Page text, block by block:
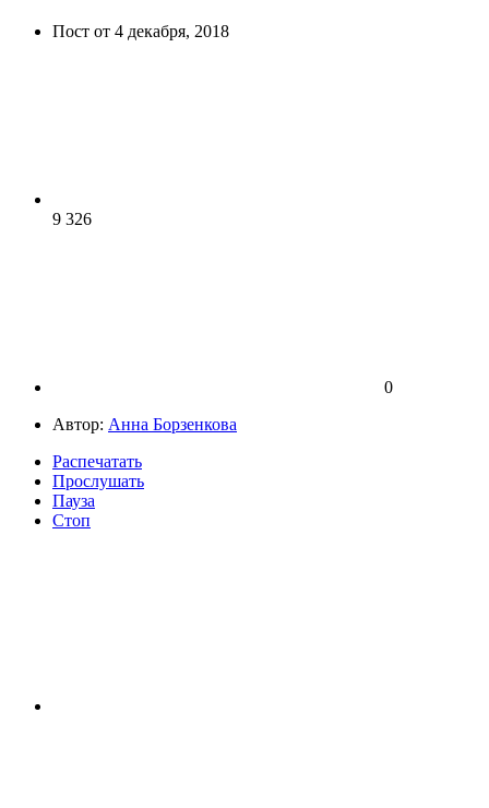
Пост от 4 декабря, 2018
9 326
0
Автор: Анна Борзенкова
Распечатать
Прослушать
Пауза
Стоп